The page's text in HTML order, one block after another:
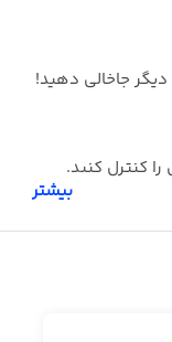
دیگر جاخالی دهید!
کنترل کنید.
با دوستان خود به
بیشتر